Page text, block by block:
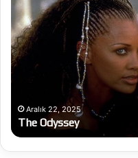
Odyssey
Aralık 22, 2025
The Odyssey